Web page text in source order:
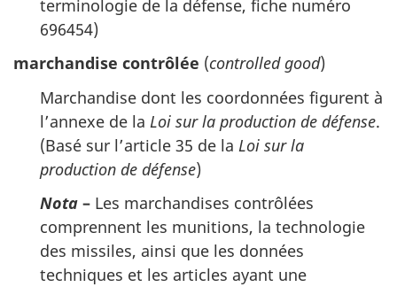
terminologie de la défense, fiche numéro
696454)
marchandise contrôlée (controlled good)
Marchandise dont les coordonnées figurent à
l’annexe de la Loi sur la production de défense.
(Basé sur l’article 35 de la Loi sur la
production de défense)
Nota – Les marchandises contrôlées
comprennent les munitions, la technologie
des missiles, ainsi que les données
techniques et les articles ayant une